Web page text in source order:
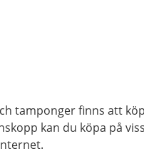
tamponger finns att
kan du köpa på